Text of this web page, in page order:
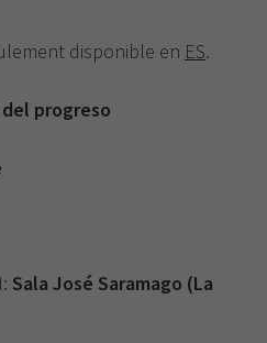
disponible en ES.
progreso
Sala José Saramago (La